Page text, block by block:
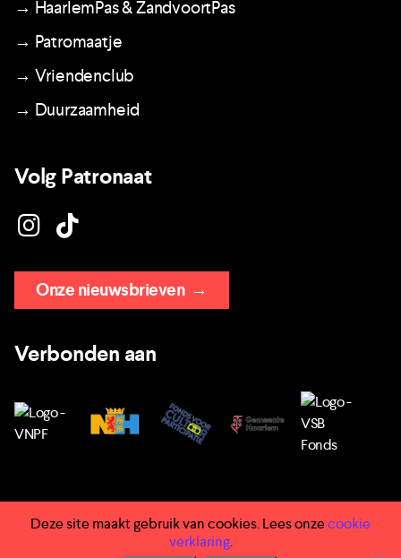
→ HaarlemPas & ZandvoortPas
→ Patromaatje
→ Vriendenclub
→ Duurzaamheid
Volg Patronaat
Onze nieuwsbrieven→
Verbonden aan
Deze site maakt gebruik van cookies. Lees onzecookie
verklaring.